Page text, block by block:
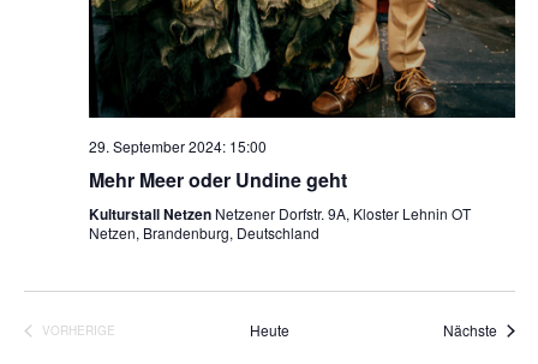
29. September 2024: 15:00
Mehr Meer oder Undine geht
Kulturstall Netzen Netzener Dorfstr. 9A, Kloster Lehnin OT
Netzen, Brandenburg, Deutschland
VORHERIGE
Heute Nächste